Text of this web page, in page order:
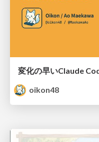
変化の早いClaude
oikon48